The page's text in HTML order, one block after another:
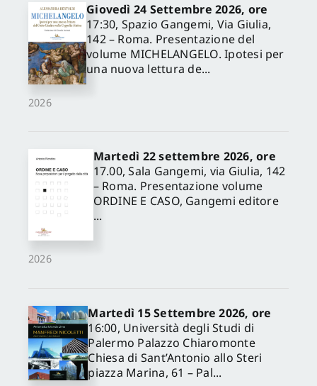
2026
Giovedì 24 Settembre 2026, ore
17:30, Spazio Gangemi, Via Giulia,
142 – Roma. Presentazione del
volume MICHELANGELO. Ipotesi per
una nuova lettura de...
2026
Martedì 22 settembre 2026, ore
17.00, Sala Gangemi, via Giulia, 142
– Roma. Presentazione volume
ORDINE E CASO, Gangemi editore
...
Martedì 15 Settembre 2026, ore
16:00, Università degli Studi di
Palermo Palazzo Chiaromonte
Chiesa di Sant’Antonio allo Steri
piazza Marina, 61 – Pal...